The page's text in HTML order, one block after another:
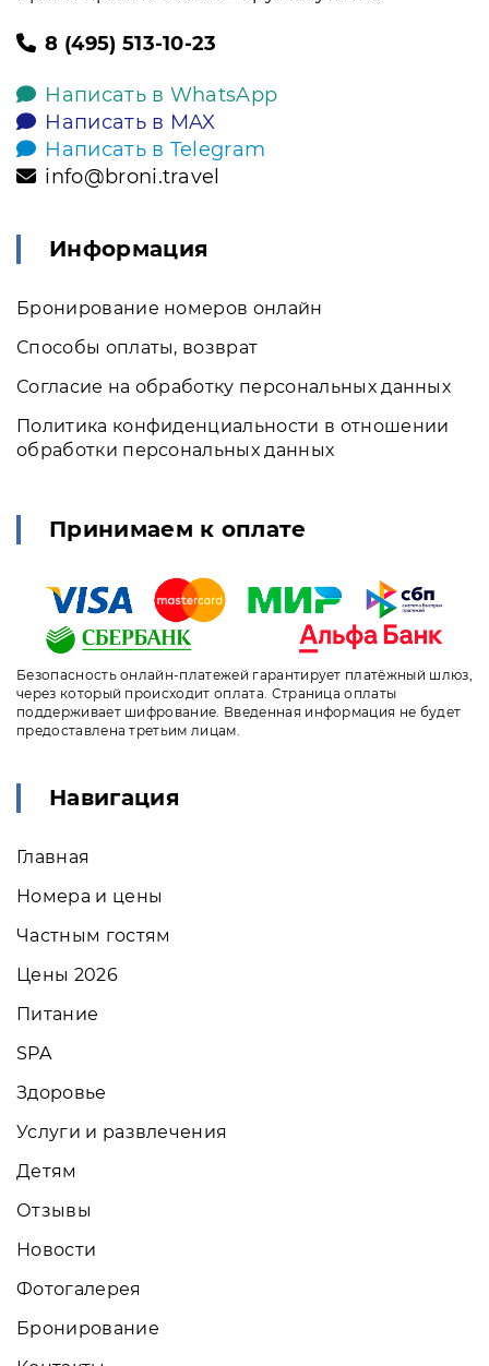
8 (495) 513-10-23
Написать в WhatsApp
Написать в MAX
Написать в Telegram
info@broni.travel
Информация
Бронирование номеров онлайн
Способы оплаты, возврат
Согласие на обработку персональных данных
Политика конфиденциальности в отношении
обработки персональных данных
Принимаем к оплате
Безопасность онлайн-платежей гарантирует платёжный шлюз,
через который происходит оплата. Страница оплаты
поддерживает шифрование. Введенная информация не будет
предоставлена третьим лицам.
Навигация
Главная
Номера и цены
Частным гостям
Цены 2026
Питание
SPA
Здоровье
Услуги и развлечения
Детям
Отзывы
Новости
Фотогалерея
Бронирование